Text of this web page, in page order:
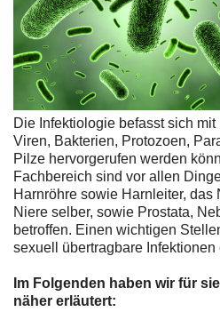
Die Infektiologie befasst sich
Viren, Bakterien, Protozoen,
Pilze hervorgerufen werden
Fachbereich sind vor allen
Harnröhre sowie Harnleiter,
Niere selber, sowie Prostata,
betroffen. Einen wichtigen
sexuell übertragbare Infektionen
Im Folgenden haben wir für
näher erläutert: